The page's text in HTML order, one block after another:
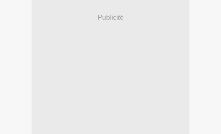
Publicité